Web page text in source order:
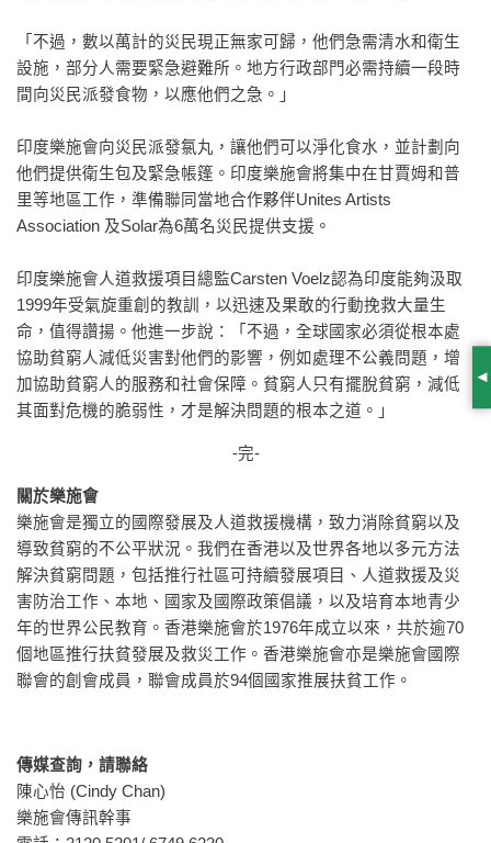
「不過，數以萬計的災民現正無家可歸，他們急需清水和衛生
設施，部分人需要緊急避難所。地方行政部門必需持續一段時
間向災民派發食物，以應他們之急。」
印度樂施會向災民派發氯丸，讓他們可以淨化食水，並計劃向
他們提供衛生包及緊急帳篷。印度樂施會將集中在甘賈姆和普
里等地區工作，準備聯同當地合作夥伴Unites Artists
Association 及Solar為6萬名災民提供支援。
印度樂施會人道救援項目總監Carsten Voelz認為印度能夠汲取
1999年受氣旋重創的教訓，以迅速及果敢的行動挽救大量生
命，值得讚揚。他進一步說：「不過，全球國家必須從根本處
協助貧窮人減低災害對他們的影響，例如處理不公義問題，增
加協助貧窮人的服務和社會保障。貧窮人只有擺脫貧窮，減低
其面對危機的脆弱性，才是解決問題的根本之道。」
-完-
關於樂施會
樂施會是獨立的國際發展及人道救援機構，致力消除貧窮以及
導致貧窮的不公平狀況。我們在香港以及世界各地以多元方法
解決貧窮問題，包括推行社區可持續發展項目、人道救援及災
害防治工作、本地、國家及國際政策倡議，以及培育本地青少
年的世界公民教育。香港樂施會於1976年成立以來，共於逾70
個地區推行扶貧發展及救災工作。香港樂施會亦是樂施會國際
聯會的創會成員，聯會成員於94個國家推展扶貧工作。
傳媒查詢，請聯絡
陳心怡 (Cindy Chan)
樂施會傳訊幹事